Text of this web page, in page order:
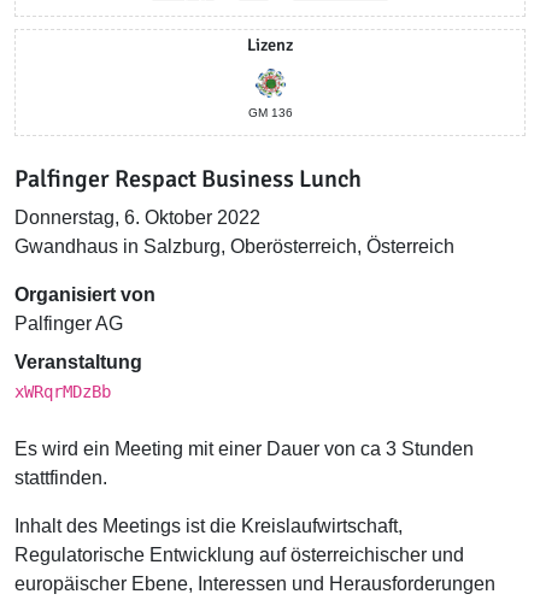
Lizenz
GM 136
Palfinger Respact Business Lunch
Donnerstag, 6. Oktober 2022
Gwandhaus in Salzburg, Oberösterreich, Österreich
Organisiert von
Palfinger AG
Veranstaltung
xWRqrMDzBb
Es wird ein Meeting mit einer Dauer von ca 3 Stunden
stattfinden.
Inhalt des Meetings ist die Kreislaufwirtschaft,
Regulatorische Entwicklung auf österreichischer und
europäischer Ebene, Interessen und Herausforderungen